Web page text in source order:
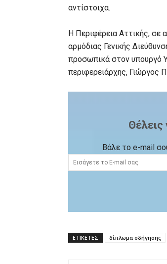
αντίστοιχα.
Η Περιφέρεια Αττικής, σε
αρμόδιας Γενικής
προσωπικά στον υπουργό
περιφερειάρχης, Γιώργος
Θέλεις
Βάλε το e-mail
ΕΤΙΚΕΤΕΣ δίπλωμα οδήγησης